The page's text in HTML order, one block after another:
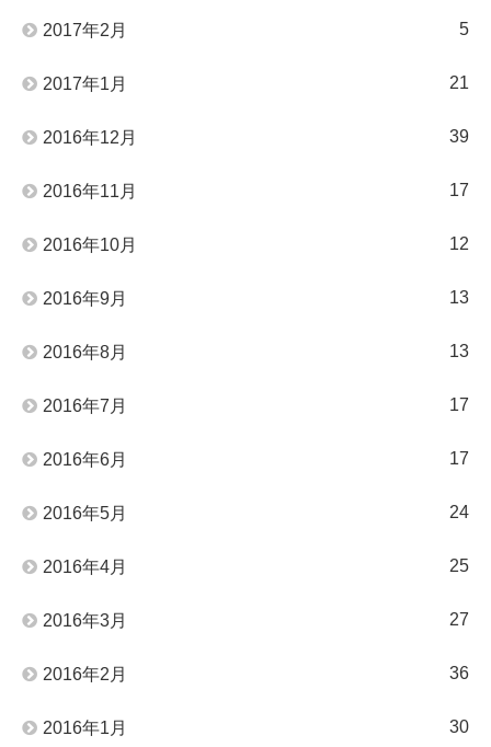
2017年2月 5
2017年1月 21
2016年12月 39
2016年11月 17
2016年10月 12
2016年9月 13
2016年8月 13
2016年7月 17
2016年6月 17
2016年5月 24
2016年4月 25
2016年3月 27
2016年2月 36
2016年1月 30